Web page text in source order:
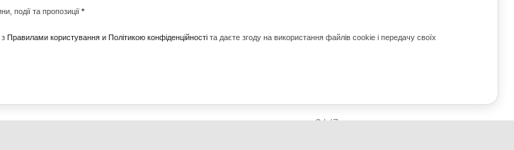
з України та світу
24/7
події та пропозиції *
Правилами користування и Політикою конфіденційності та даєте згоду на використання файлів cookie і передачу своїх